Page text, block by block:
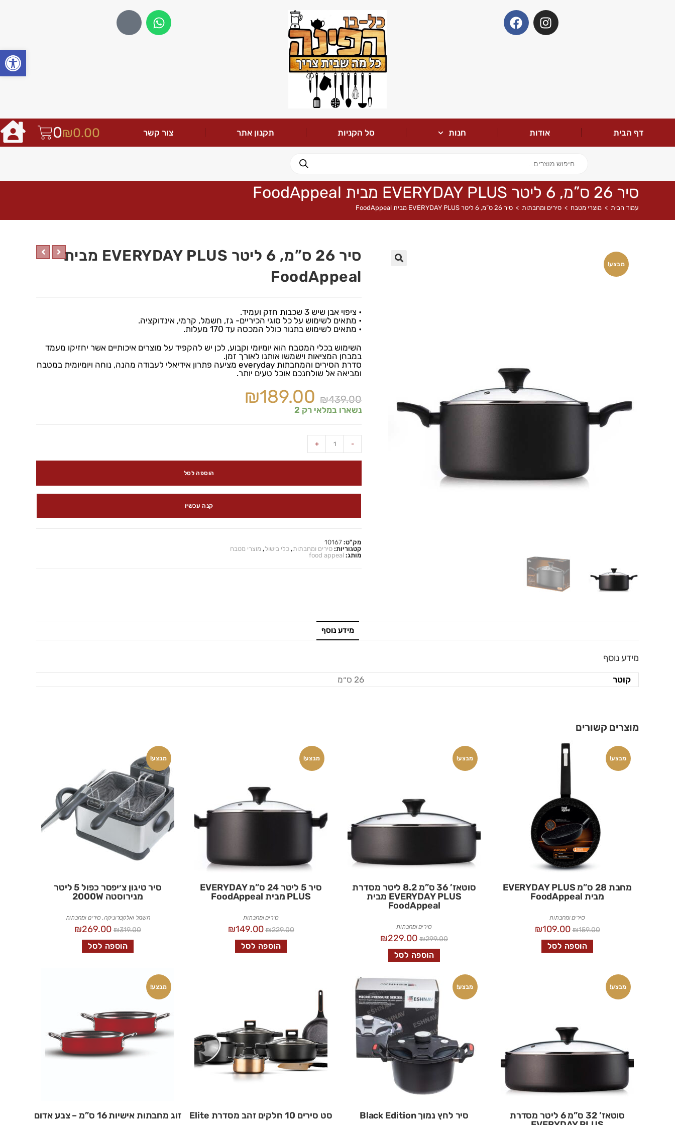
דף הבית אודות חנות סל הקניות תקנון אתר צור קשר ₪0.00
0
סיר 26 ס”מ, 6 ליטר EVERYDAY PLUS מבית FoodAppeal
עמוד הבית > מוצרי מטבח > סירים ומחבתות > סיר 26 ס”מ, 6 ליטר EVERYDAY PLUS מבית FoodAppeal
מבצע!
סיר 26 ס”מ, 6 ליטר EVERYDAY PLUS מבית
FoodAppeal
• ציפוי אבן שיש 3 שכבות חזק ועמיד.
• מתאים לשימוש על כל סוגי הכיריים- גז, חשמל, קרמי, אינדוקציה.
• מתאים לשימוש בתנור כולל המכסה עד 170 מעלות.
השימוש בכלי המטבח הוא יומיומי וקבוע, לכן יש להקפיד על מוצרים איכותיים אשר יחזיקו מעמד
במבחן המציאות וישמשו אותנו לאורך זמן.
סדרת הסירים והמחבתות everyday מציעה פתרון אידיאלי לעבודה מהנה, נוחה ויומיומית במטבח
ומביאה אל שולחנכם אוכל טעים יותר.
₪439.00
₪189.00
נשארו במלאי רק 2
-
+
הוספה לסל
קנה עכשיו
מק"ט: 10167
קטגוריות: סירים ומחבתות, כלי בישול, מוצרי מטבח
מותג: food appeal
מידע נוסף
מידע נוסף
קוטר 26 ס״מ
מוצרים קשורים
מבצע!
מחבת 28 ס”מ EVERYDAY PLUS
מבית FoodAppeal
סירים ומחבתות
₪159.00
₪109.00
הוספה לסל
מבצע!
סוטאז’ 36 ס”מ 8.2 ליטר מסדרת
EVERYDAY PLUS מבית
FoodAppeal
סירים ומחבתות
₪299.00
₪229.00
הוספה לסל
מבצע!
סיר 5 ליטר 24 ס”מ EVERYDAY
PLUS מבית FoodAppeal
סירים ומחבתות
₪229.00
₪149.00
הוספה לסל
מבצע!
סיר טיגון צ׳יפסר כפול 5 ליטר
מנירוסטה 2000W
חשמל ואלקטרוניקה, סירים ומחבתות
₪319.00
₪269.00
הוספה לסל
מבצע!
סוטאז’ 32 ס”מ 6 ליטר מסדרת
מבצע!
סיר לחץ נמוך Black Edition סט סירים 10 חלקים זהב מסדרת Elite
מבצע!
זוג מחבתות אישיות 16 ס”מ – צבע אדום